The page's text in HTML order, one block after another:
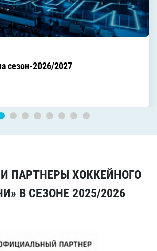
сезон-2026/2027
ПАРТНЕРЫ ХОККЕЙНОГО
В СЕЗОНЕ 2025/2026